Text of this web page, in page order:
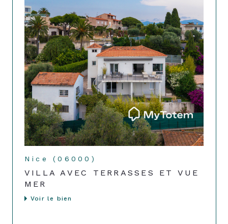
Nice (06000)
VILLA AVEC TERRASSES ET VUE
MER
Voir le bien